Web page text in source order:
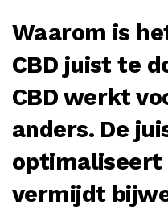
Waarom is
CBD juist te
CBD werkt
anders. De
optimaliseert
vermijdt